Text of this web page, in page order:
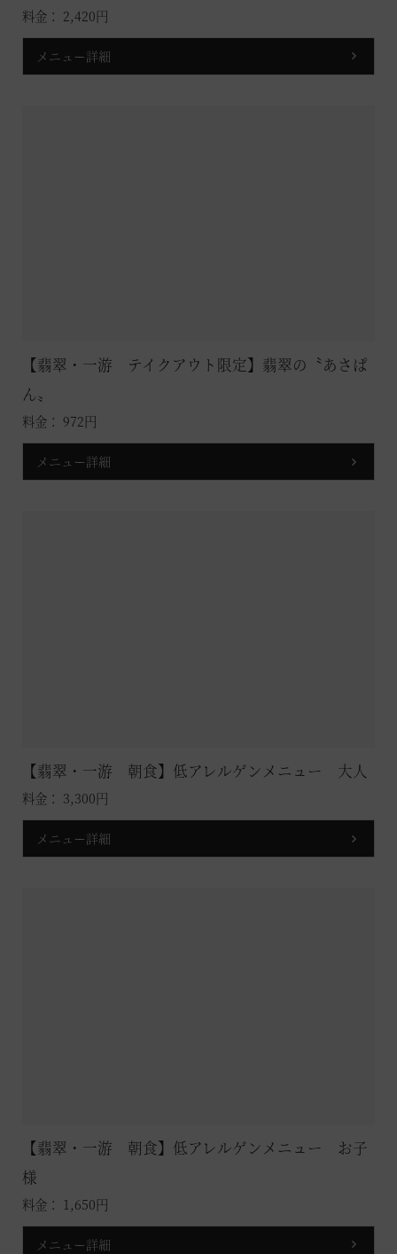
料金： 2,420円
メニュー詳細
【翡翠・一游 テイクアウト限定】翡翠の〝あさぱ
ん〟
料金： 972円
メニュー詳細
【翡翠・一游 朝食】低アレルゲンメニュー 大人
料金： 3,300円
メニュー詳細
【翡翠・一游 朝食】低アレルゲンメニュー お子
様
料金： 1,650円
メニュー詳細